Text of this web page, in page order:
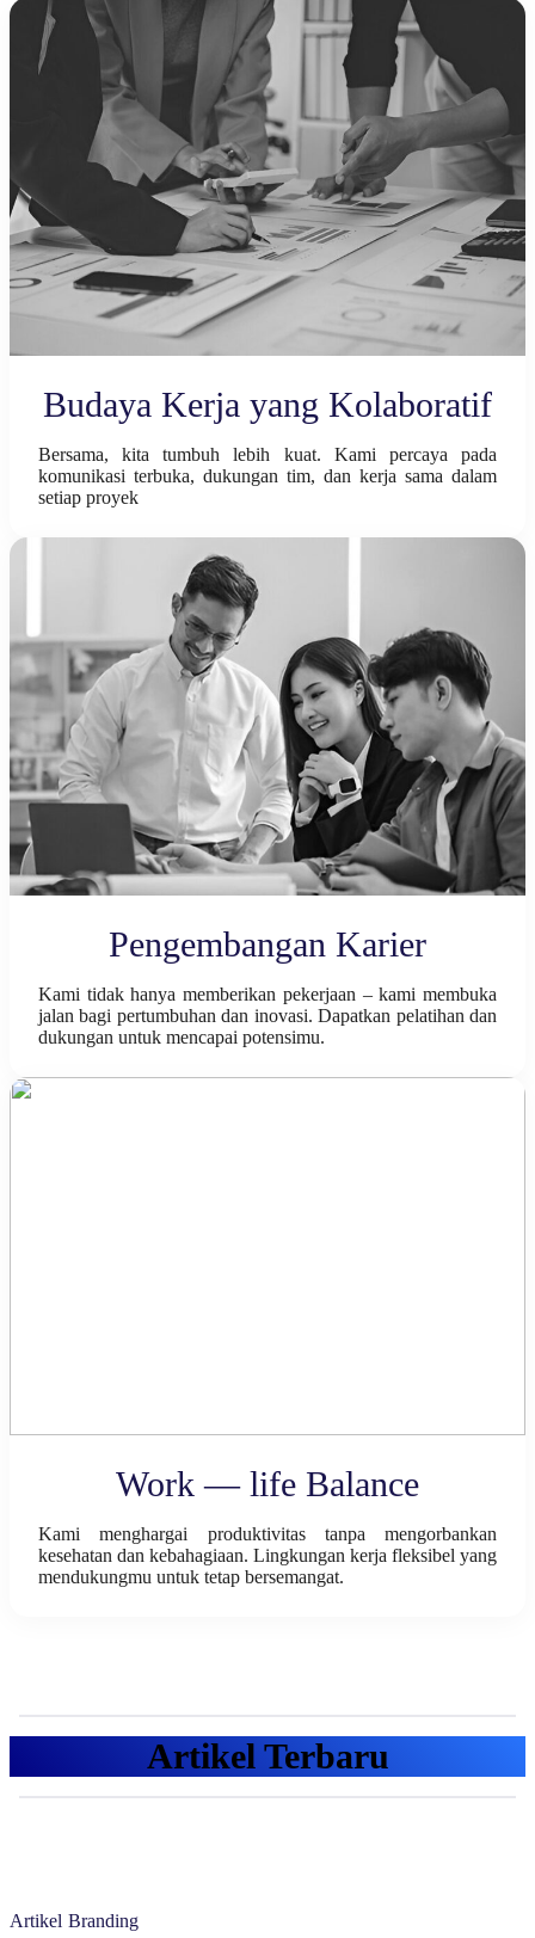
Budaya Kerja yang Kolaboratif
Bersama, kita tumbuh lebih kuat. Kami percaya pada
komunikasi terbuka, dukungan tim, dan kerja sama dalam
setiap proyek
Pengembangan Karier
Kami tidak hanya memberikan pekerjaan – kami membuka
jalan bagi pertumbuhan dan inovasi. Dapatkan pelatihan dan
dukungan untuk mencapai potensimu.
Work — life Balance
Kami menghargai produktivitas tanpa mengorbankan
kesehatan dan kebahagiaan. Lingkungan kerja fleksibel yang
mendukungmu untuk tetap bersemangat.
Artikel Terbaru
Artikel Branding